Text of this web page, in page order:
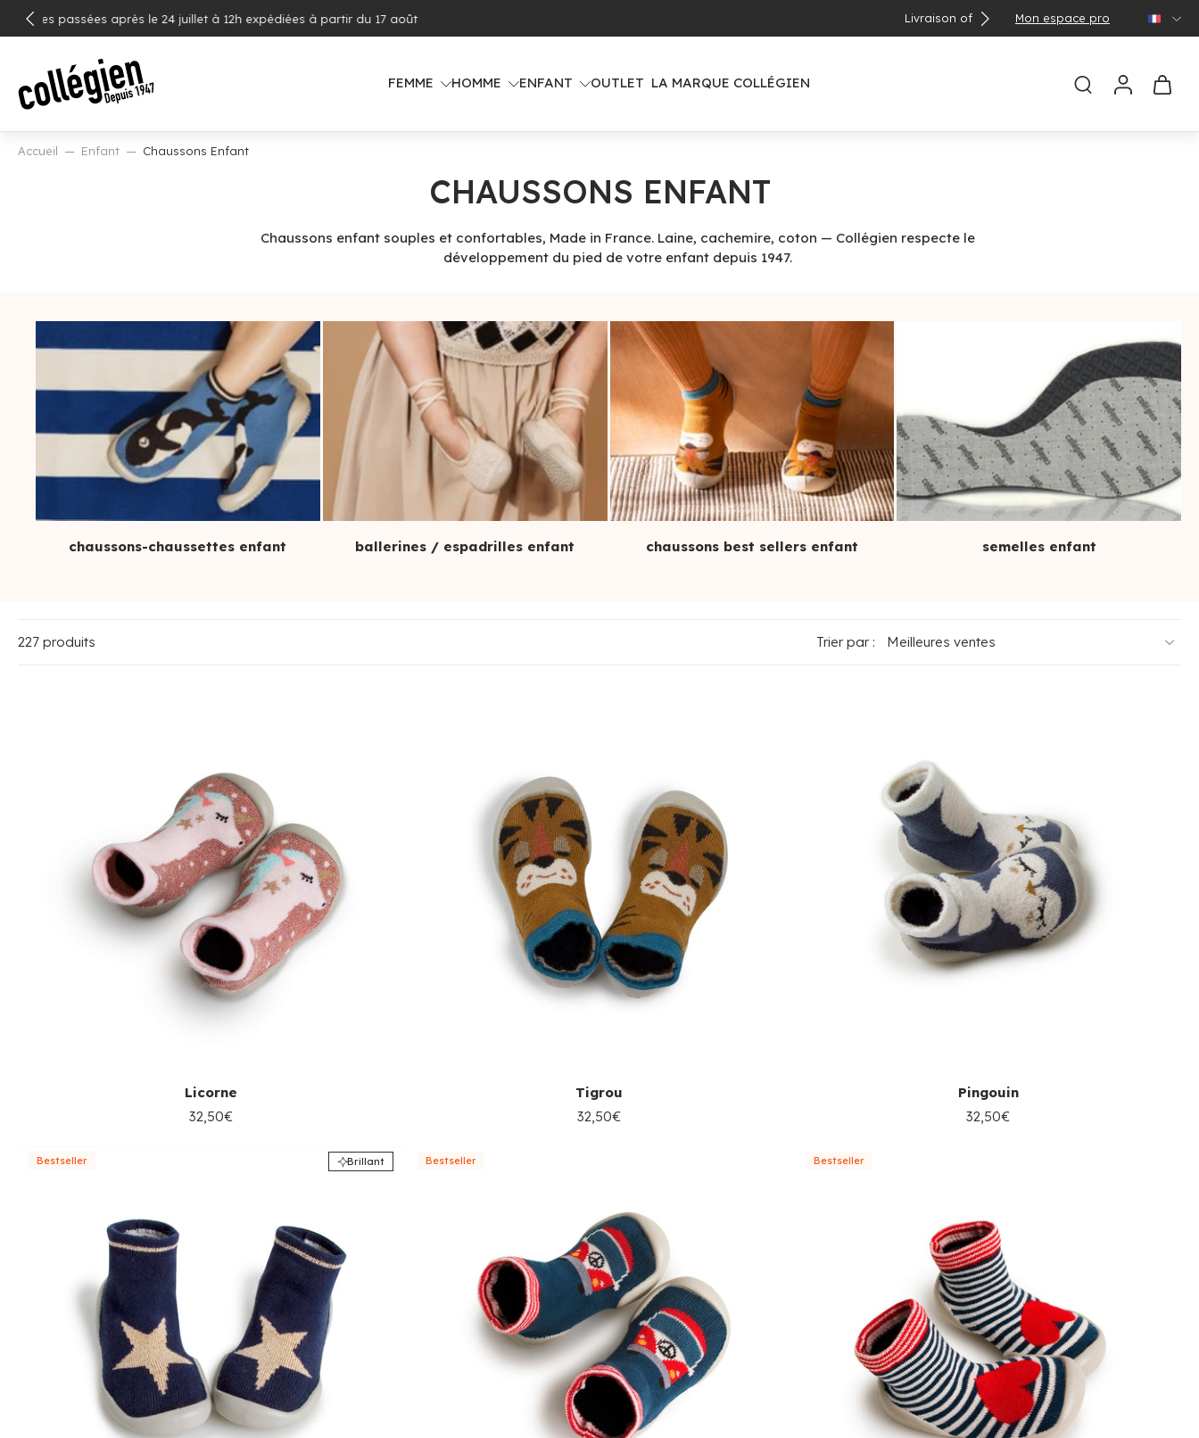
ALLER
AU
Mon espace pro
Livraison offerte dès 100€ d'achat (voir pays concernés) 🌞
FEMME HOMME ENFANT OUTLET LA MARQUE COLLÉGIEN
Accueil Enfant Chaussons Enfant
CHAUSSONS ENFANT
Chaussons enfant souples et confortables, Made in France. Laine, cachemire, coton — Collégien respecte le
développement du pied de votre enfant depuis 1947.
chaussons-chaussettes enfant ballerines / espadrilles enfant chaussons best sellers enfant semelles enfant
227 produits Trier par :
Licorne
32,50€
Tigrou
32,50€
Pingouin
32,50€
Bestseller Brillant Bestseller Bestseller